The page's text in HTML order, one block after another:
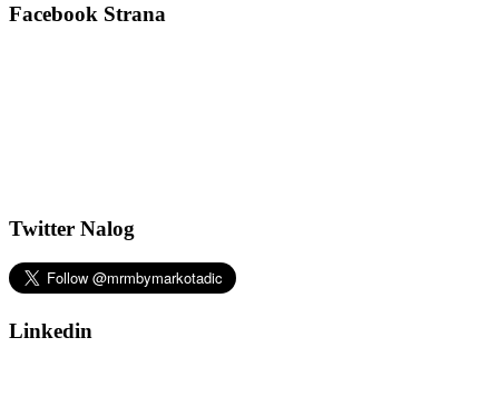
Facebook Strana
Twitter Nalog
Linkedin